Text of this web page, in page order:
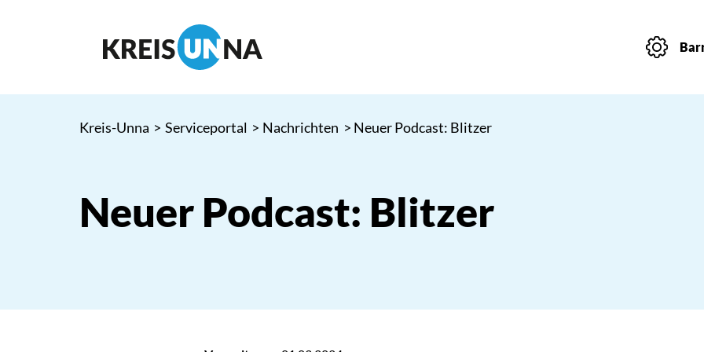
Kreis-Unna > Serviceportal > Nachrichten > Neuer Podcast: Blitzer
Neuer Podcast: Blitzer